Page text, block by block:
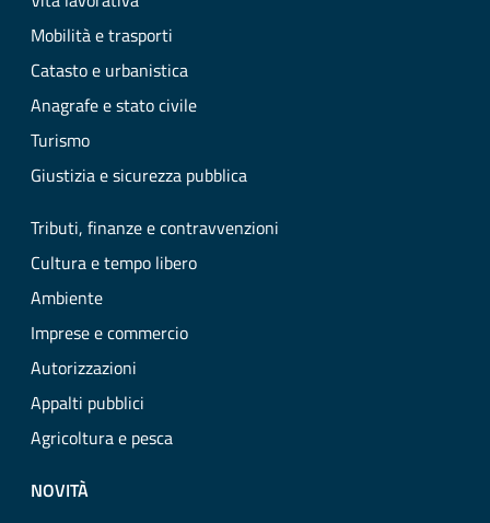
Mobilità e trasporti
Catasto e urbanistica
Anagrafe e stato civile
Turismo
Giustizia e sicurezza pubblica
Tributi, finanze e contravvenzioni
Cultura e tempo libero
Ambiente
Imprese e commercio
Autorizzazioni
Appalti pubblici
Agricoltura e pesca
NOVITÀ